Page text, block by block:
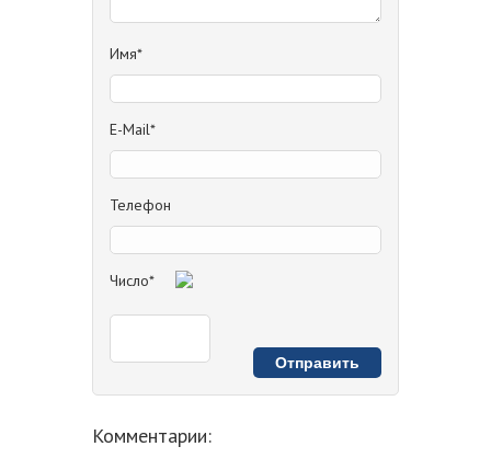
Имя*
E-Mail*
Телефон
Число*
Комментарии: